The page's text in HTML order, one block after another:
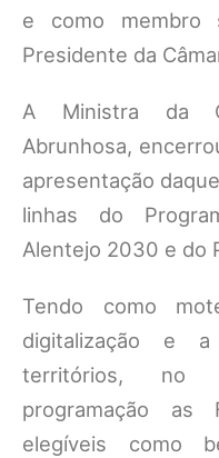
e como
Presidente da
A Ministra da
Abrunhosa,
apresentação
linhas do
Alentejo 2030 e do
Tendo como
digitalização e a
territórios, no
programação as
elegíveis como